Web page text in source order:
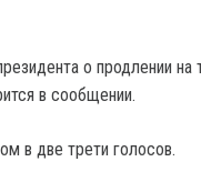
о продлении на
в сообщении.
в две трети голосов.